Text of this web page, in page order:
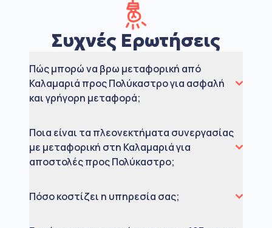
Συχνές Ερωτήσεις
Πώς μπορώ να βρω μεταφορική από
Καλαμαριά προς Πολύκαστρο για ασφαλή
και γρήγορη μεταφορά;
Ποια είναι τα πλεονεκτήματα συνεργασίας
με μεταφορική στη Καλαμαριά για
αποστολές προς Πολύκαστρο;
Πόσο κοστίζει η υπηρεσία σας;